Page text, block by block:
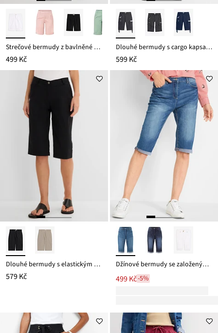
Strečové bermudy z bavlněné směsi
499 Kč
Dlouhé bermudy s cargo kapsami, Regular Fit
599 Kč
Dlouhé bermudy s elastickým pasem, z bavlněné směsi
579 Kč
Džínové bermudy se založeným lemem, Mid Waist
499 Kč-5%